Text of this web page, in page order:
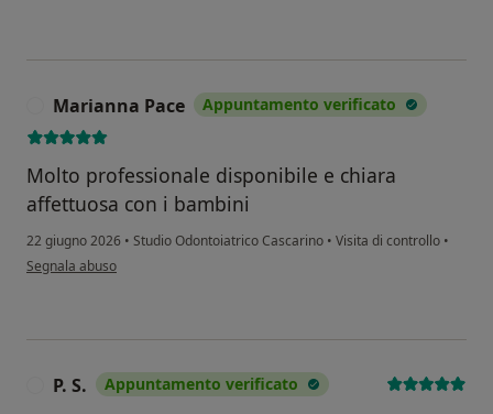
Marianna Pace Appuntamento verificato
Molto professionale disponibile e chiara
affettuosa con i bambini
22 giugno 2026 • Studio Odontoiatrico Cascarino • Visita di controllo •
secondo l'opinione dell'utente Marianna Pace
Segnala abuso
P. S. Appuntamento verificato